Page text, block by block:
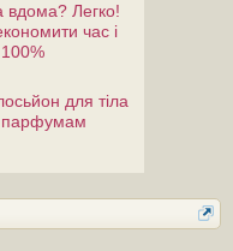
вдома? Легко!
час і
100%
для тіла
парфумам